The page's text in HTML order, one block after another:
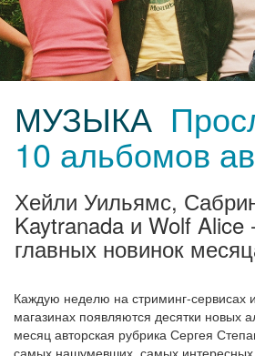
МУЗЫКА
10 альбомов
Хейли Уильямс,
Kaytranada и Wolf Alice
главных новинок
Каждую неделю на стриминг-сервисах
магазинах появляются десятки новых
месяц авторская рубрика Сергея